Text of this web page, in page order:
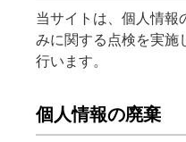
当サイトは、個人情報
みに関する点検を実施
行います。
個人情報の廃棄